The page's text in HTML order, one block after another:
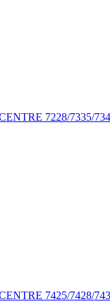
7228/7335/
7425/7428/